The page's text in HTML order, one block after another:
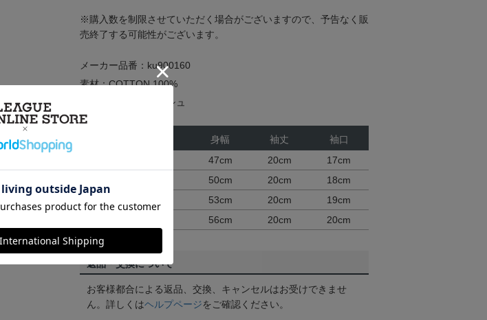
※購入数を制限させていただく場合がございますので、予告なく販
売終了する可能性がございます。
メーカー品番：ku900160
素材：COTTON 100%
原産国：バングラデシュ
身幅 袖丈
袖口
47cm 20cm
17cm
50cm 20cm
18cm
53cm 20cm
19cm
56cm 20cm 20cm
返品・交換について
お客様都合による返品、交換、キャンセルはお受けできませ
ん。詳しくはヘルプページをご確認ください。